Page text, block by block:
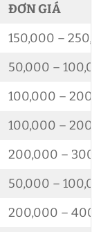
ĐƠN GIÁ
150,000 –
50,000 –
100,000 –
100,000 –
200,000 –
50,000 –
200,000 –